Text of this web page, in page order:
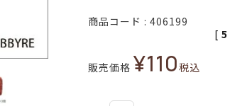
商品コード 406199
販売価格 ¥110税込
[ 5